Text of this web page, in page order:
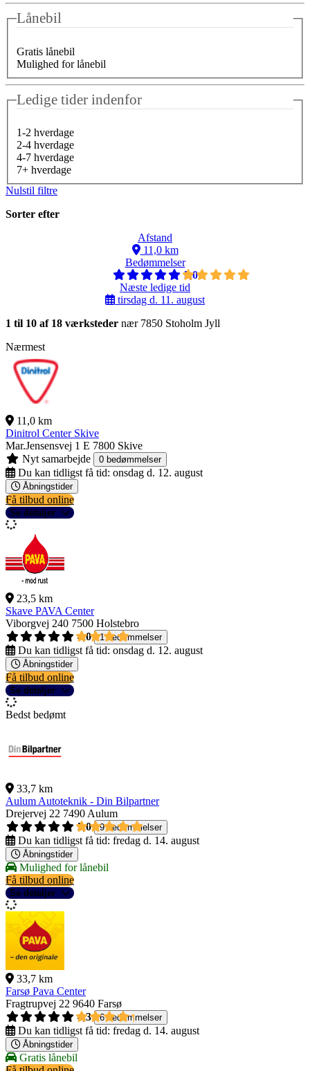
Lånebil
Gratis lånebil
Mulighed for lånebil
Ledige tider indenfor
1-2 hverdage
2-4 hverdage
4-7 hverdage
7+ hverdage
Nulstil filtre
Sorter efter
Afstand
11,0 km
Bedømmelser
5,0
Næste ledige tid
tirsdag d. 11. august
1 til 10 af 18 værksteder nær 7850 Stoholm Jyll
Nærmest
11,0 km
Dinitrol Center Skive
Mar.Jensensvej 1 E 7800 Skive
Nyt samarbejde
0 bedømmelser
Du kan tidligst få tid: onsdag d. 12. august
Åbningstider
Få tilbud online
Se detaljer
23,5 km
Skave PAVA Center
Viborgvej 240 7500 Holstebro
4,0
1 bedømmelser
Du kan tidligst få tid: onsdag d. 12. august
Åbningstider
Få tilbud online
Se detaljer
Bedst bedømt
33,7 km
Aulum Autoteknik - Din Bilpartner
Drejervej 22 7490 Aulum
5,0
9 bedømmelser
Du kan tidligst få tid: fredag d. 14. august
Åbningstider
Mulighed for lånebil
Få tilbud online
Se detaljer
33,7 km
Farsø Pava Center
Fragtrupvej 22 9640 Farsø
4,3
6 bedømmelser
Du kan tidligst få tid: fredag d. 14. august
Åbningstider
Gratis lånebil